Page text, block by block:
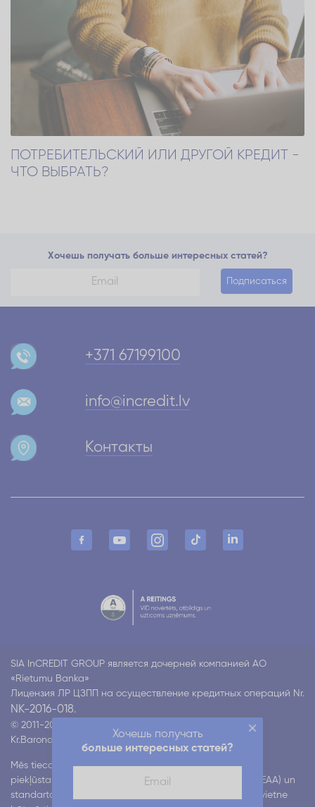
ПОТРЕБИТЕЛЬСКИЙ ИЛИ ДРУГОЙ КРЕДИТ -
ЧТО ВЫБРАТЬ?
Хочешь получать
больше интересных статей?
Хочешь получать больше интересных статей?
Подписаться
+371 67199100
info@incredit.lv
Контакты
SIA InCREDIT GROUP является дочерней компанией АО
«Rietumu Banka»
Лицензия ЛР ЦЗПП на осуществление кредитных операций Nr.
NK-2016-018.
© 2011-2026 Incredit
Kr.Barona 130 k4, Rīga LV-1012
Все права защищены
Mēs tiecamies nodrošināt mūsu digitālo pakalpojumu
piekļūstamību atbilstoši Eiropas piekļūstamības aktam (EAA) un
standartam EN 301 549. Mēs strādājam pie tā, lai mūsu vietne